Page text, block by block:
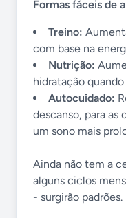
Formas fáceis de
Treino:
com base na
Nutrição:
hidratação
Autocuidado:
descanso, para as
um sono mais
Ainda não tem a
alguns ciclos
- surgirão padrões.